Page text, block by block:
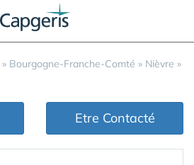
» Bourgogne-Franche-Comté » Nièvre »
Etre Contacté